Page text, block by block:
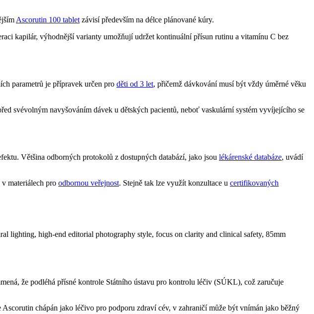
Ascorutin 100 tablet závisí především na délce plánované kúry.
kapilár, výhodnější varianty umožňují udržet kontinuální přísun rutinu a vitamínu C bez
parametrů je přípravek určen pro děti od 3 let, přičemž dávkování musí být vždy úměrné věku
svévolným navyšováním dávek u dětských pacientů, neboť vaskulární systém vyvíjejícího se
Většina odborných protokolů z dostupných databází, jako jsou lékárenské databáze, uvádí
v materiálech pro odbornou veřejnost. Stejně tak lze využít konzultace u certifikovaných
že podléhá přísné kontrole Státního ústavu pro kontrolu léčiv (SÚKL), což zaručuje
chápán jako léčivo pro podporu zdraví cév, v zahraničí může být vnímán jako běžný